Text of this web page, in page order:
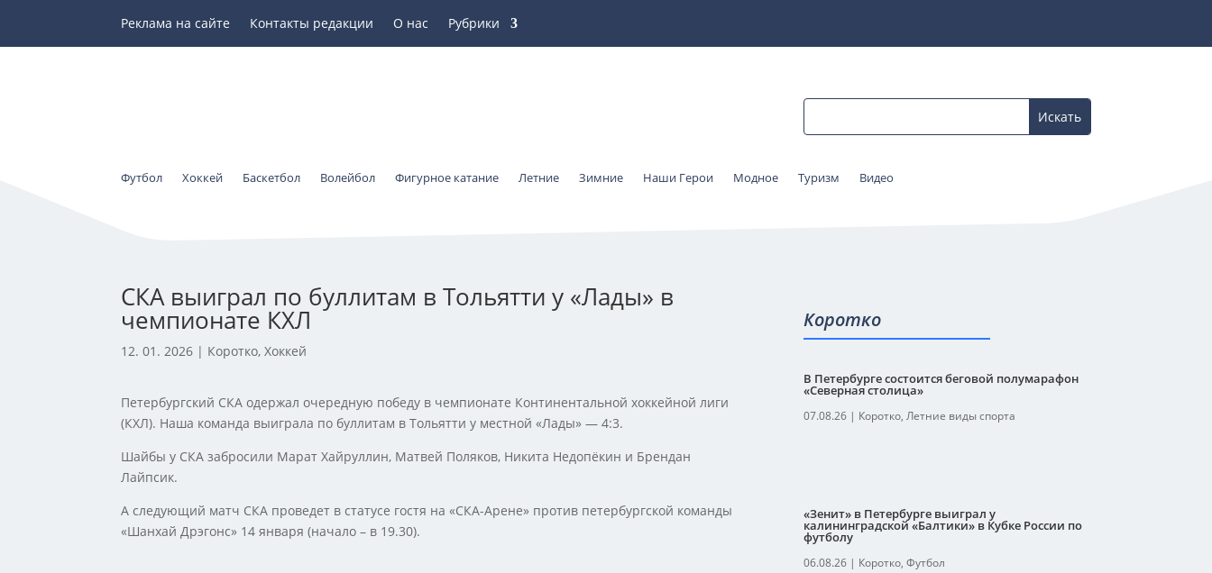
Реклама на сайте Контакты редакции О нас Рубрики
Футбол Хоккей Баскетбол Волейбол Фигурное катание Летние Зимние Наши Герои Модное Туризм Видео
СКА выиграл по буллитам в Тольятти у «Лады» в
чемпионате КХЛ
12. 01. 2026 | Коротко,Хоккей
Петербургский СКА одержал очередную победу в чемпионате Континентальной хоккейной лиги
(КХЛ). Наша команда выиграла по буллитам в Тольятти у местной «Лады» — 4:3.
Шайбы у СКА забросили Марат Хайруллин, Матвей Поляков, Никита Недопёкин и Брендан
Лайпсик.
А следующий матч СКА проведет в статусе гостя на «СКА-Арене» против петербургской команды
«Шанхай Дрэгонс» 14 января (начало – в 19.30).
Коротко
В Петербурге состоится беговой полумарафон
«Северная столица»
07.08.26| Коротко, Летние виды спорта
«Зенит» в Петербурге выиграл у
калининградской «Балтики» в Кубке России по
футболу
06.08.26| Коротко, Футбол